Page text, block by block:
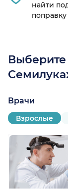
найти
поправку
Врачи
Взрослые